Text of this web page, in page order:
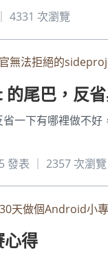
4331 次瀏覽
無法拒絕的
尾巴，反
一下有哪裡做不
發表 ｜ 2357 次瀏覽
天做個Android小
得